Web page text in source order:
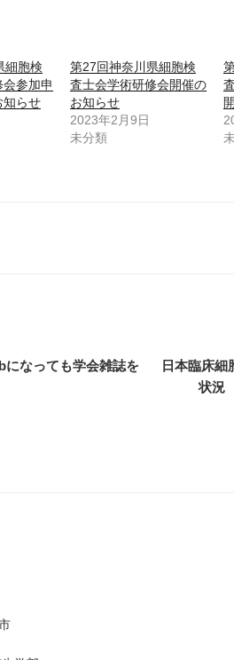
細胞検
参加申
知らせ
第27回神奈川県細胞検
査士会学術研修会開催の
お知らせ
2023年2月9日
未分類
になっても学会雑誌を
日本臨床
状況